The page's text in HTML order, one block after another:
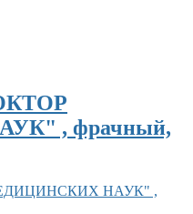
, фрачный,